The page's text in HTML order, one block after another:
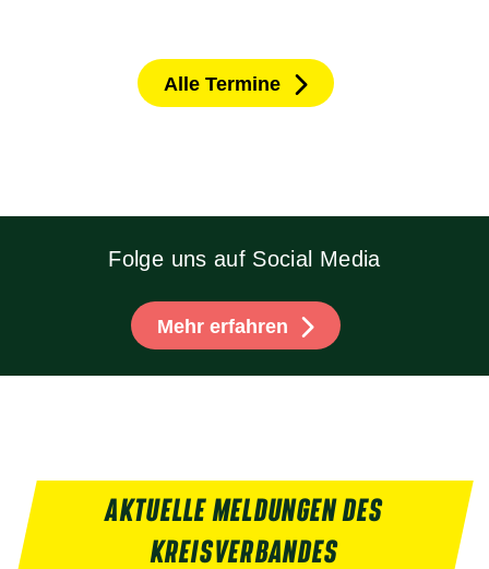
Alle Termine
Folge uns auf Social Media
Mehr erfahren
AKTUELLE MELDUNGEN DES
KREISVERBANDES